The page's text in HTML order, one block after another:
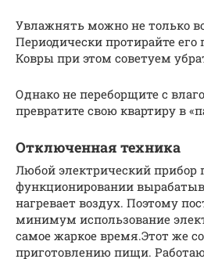
Увлажнять можно не только
Периодически протирайте его
Ковры при этом советуем
Однако не переборщите с
превратите свою квартиру в
Отключенная техника
Любой электрический прибор
функционировании
нагревает воздух. Поэтому
минимум использование
самое жаркое время.Этот же
приготовлению пищи.